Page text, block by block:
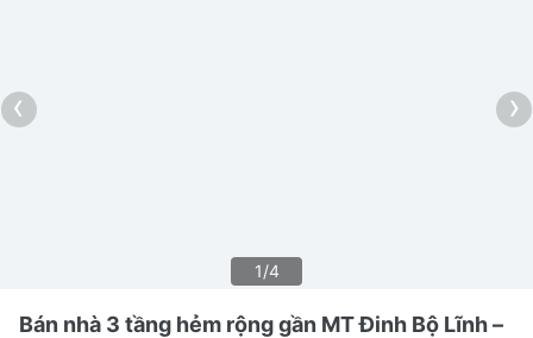
‹ ›
1/4
Bán nhà 3 tầng hẻm rộng gần MT Đinh Bộ Lĩnh –